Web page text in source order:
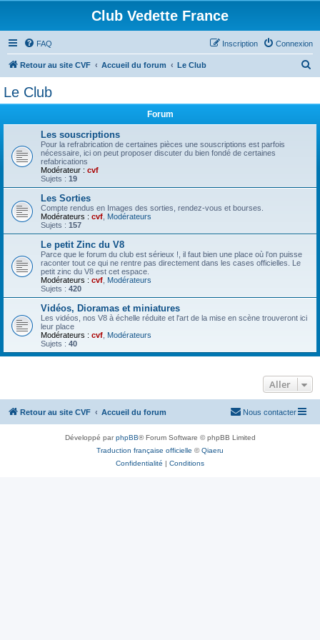
Club Vedette France
FAQ Connexion
Inscription
Retour au site CVF Accueil du forum Le Club
Le Club
Forum
Les souscriptions
Pour la refrabrication de certaines pièces une souscriptions est parfois
nécessaire, ici on peut proposer discuter du bien fondé de certaines
refabrications
Modérateur : cvf
Sujets : 19
Les Sorties
Compte rendus en Images des sorties, rendez-vous et bourses.
Modérateurs : cvf Modérateurs
Sujets : 157
Le petit Zinc du V8
Parce que le forum du club est sérieux !, il faut bien une place où l'on puisse
raconter tout ce qui ne rentre pas directement dans les cases officielles. Le
petit zinc du V8 est cet espace.
Modérateurs : cvf Modérateurs
Sujets : 420
Vidéos, Dioramas et miniatures
Les vidéos, nos V8 à échelle réduite et l'art de la mise en scène trouveront ici
leur place
Modérateurs : cvf Modérateurs
Sujets : 40
Aller
Retour au site CVF Accueil du forum Nous contacter
Développé parphpBB® Forum Software © phpBB Limited
Traduction française officielle ©Qiaeru
Confidentialité | Conditions